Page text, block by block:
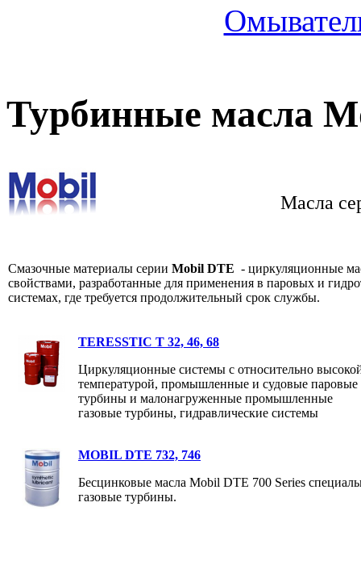
Турбинные масла
Масла
Смазочные материалы серии Mobil DTE - циркуляционные
свойствами, разработанные для применения в паровых и
системах, где требуется продолжительный срок службы.
TERESSTIC T 32, 46, 68
Циркуляционные системы с относительно
температурой, промышленные и судовые паровые
турбины и малонагруженные промышленные
газовые турбины, гидравлические системы
MOBIL DTE 732, 746
Бесцинковые масла Mobil DTE 700 Series
газовые турбины.